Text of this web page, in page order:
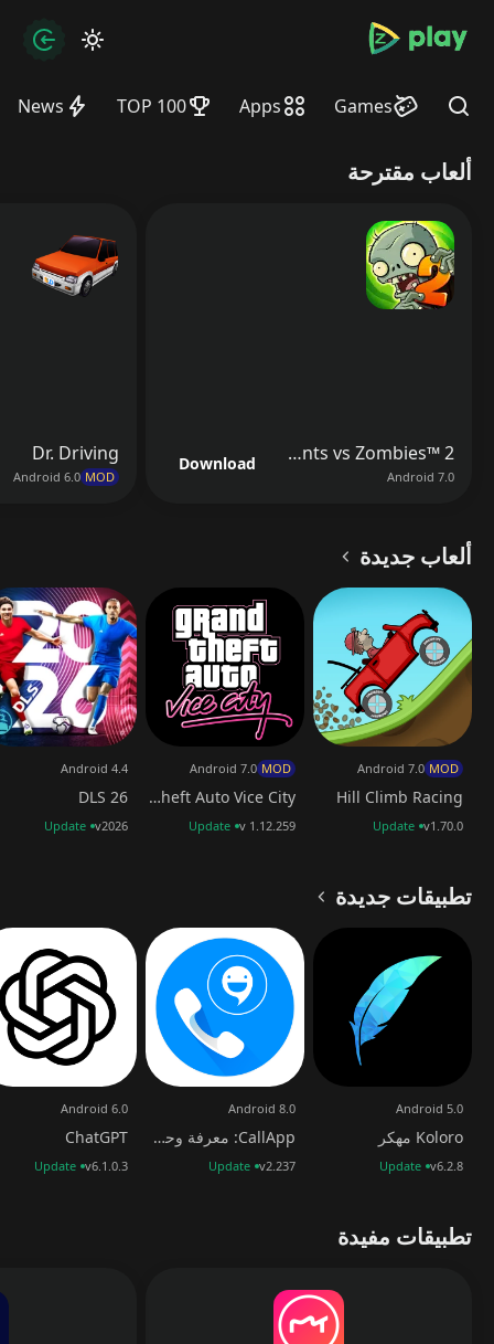
bramjpure.com
Games
Apps
TOP 100
News Find
ألعاب مقترحة
Plants vs Zombies™ 2
Android 7.0
Download
Dr. Driving
MOD
Android 6.0
ألعاب جديدة
Hill Climb Racing
MOD
Android 7.0
v1.70.0
Update
Grand Theft Auto Vice City
MOD
Android 7.0
v 1.12.259
Update
DLS 26
Android 4.4
v2026
Update
تطبيقات جديدة
Koloro مهكر
Android 5.0
v6.2.8
Update
CallApp: معرفة وحظر المكالمات
Android 8.0
v2.237
Update
ChatGPT
Android 6.0
v6.1.0.3
Update
تطبيقات مفيدة